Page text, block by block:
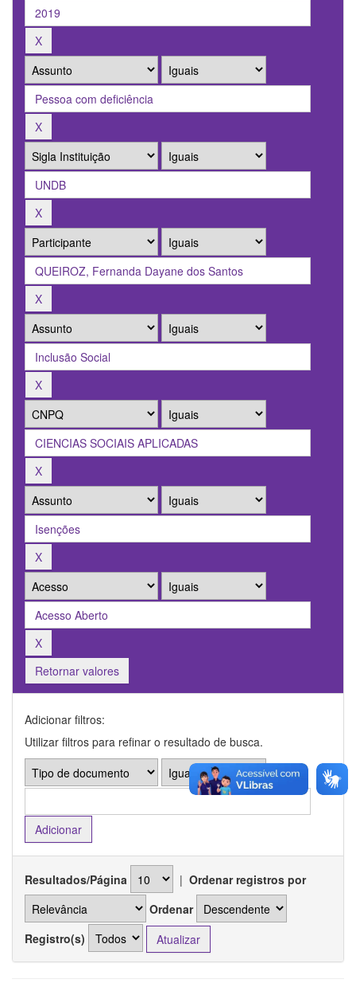
Retornar valores
Adicionar filtros:
Utilizar filtros para refinar o resultado de busca.
Resultados/Página | Ordenar registros por
Ordenar
Registro(s)